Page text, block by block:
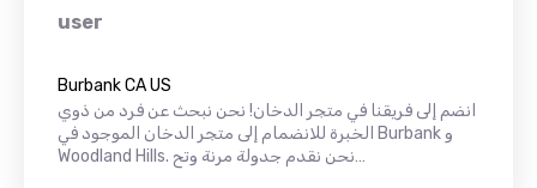
user
Burbank CA US
انضم إلى فريقنا في متجر الدخان! نحن نبحث عن فرد من ذوي
الخبرة للانضمام إلى متجر الدخان الموجود في Burbank و
Woodland Hills. نحن نقدم جدولة مرنة وتح…